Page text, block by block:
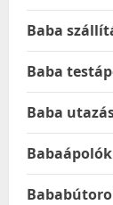
Baba
Baba
Baba